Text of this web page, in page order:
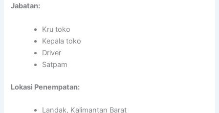
Jabatan:
Kru toko
Kepala toko
Driver
Satpam
Lokasi Penempatan:
Landak, Kalimantan Barat